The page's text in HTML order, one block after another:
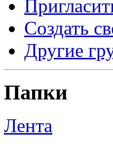
Создать
Другие
Папки
Лента